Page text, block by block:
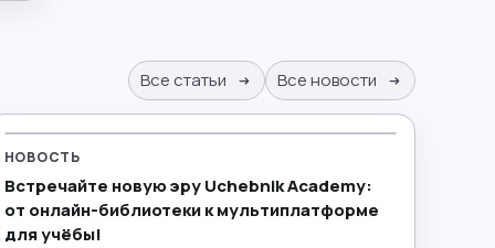
Все статьи Все новости
НОВОСТЬ
Встречайте новую эру Uchebnik Academy:
от онлайн-библиотеки к мультиплатформе
для учёбы!